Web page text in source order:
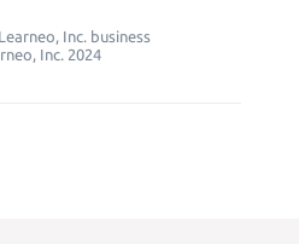
Inc. business
Inc. 2024